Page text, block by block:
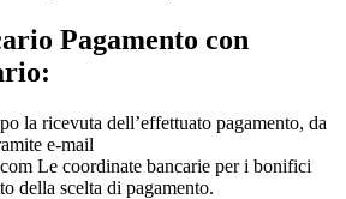
Pagamento con
la ricevuta dell’effettuato pagamento, da
e-mail
Le coordinate bancarie per i bonifici
della scelta di pagamento.